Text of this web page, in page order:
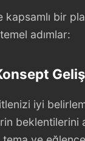
bir
adımlar:
iyi
beklentilerini